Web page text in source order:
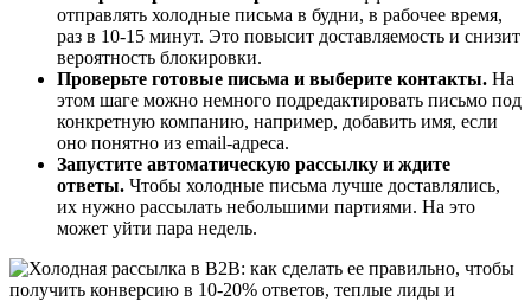
отправлять холодные письма в будни, в рабочее время,
раз в 10-15 минут. Это повысит доставляемость и снизит
вероятность блокировки.
Проверьте готовые письма и выберите контакты. На
этом шаге можно немного подредактировать письмо под
конкретную компанию, например, добавить имя, если
оно понятно из email-адреса.
Запустите автоматическую рассылку и ждите
ответы. Чтобы холодные письма лучше доставлялись,
их нужно рассылать небольшими партиями. На это
может уйти пара недель.